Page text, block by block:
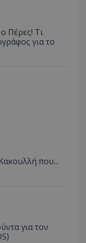
Πέρες! Τι
για το
που...
για τον